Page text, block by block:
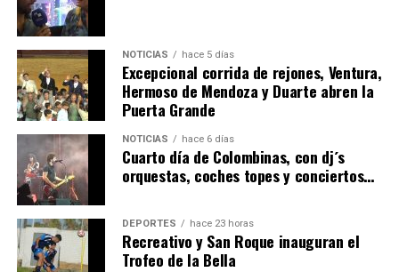
4º DÍA DE LAS FIESTAS COLOMBINAS 2026
hace 6 días Huelvatv
NOTICIAS hace 5 días
Excepcional corrida de rejones, Ventura,
Hermoso de Mendoza y Duarte abren la
Puerta Grande
NOTICIAS hace 6 días
Cuarto día de Colombinas, con dj´s
orquestas, coches topes y conciertos…
DEPORTES hace 23 horas
Recreativo y San Roque inauguran el
Trofeo de la Bella